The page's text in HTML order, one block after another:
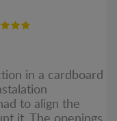
in a cardboard
to align the